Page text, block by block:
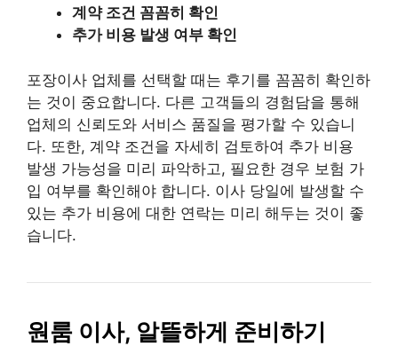
계약 조건 꼼꼼히 확인
추가 비용 발생 여부 확인
포장이사 업체를 선택할 때는 후기를 꼼꼼히 확인하
는 것이 중요합니다. 다른 고객들의 경험담을 통해
업체의 신뢰도와 서비스 품질을 평가할 수 있습니
다. 또한, 계약 조건을 자세히 검토하여 추가 비용
발생 가능성을 미리 파악하고, 필요한 경우 보험 가
입 여부를 확인해야 합니다. 이사 당일에 발생할 수
있는 추가 비용에 대한 연락는 미리 해두는 것이 좋
습니다.
원룸 이사, 알뜰하게 준비하기